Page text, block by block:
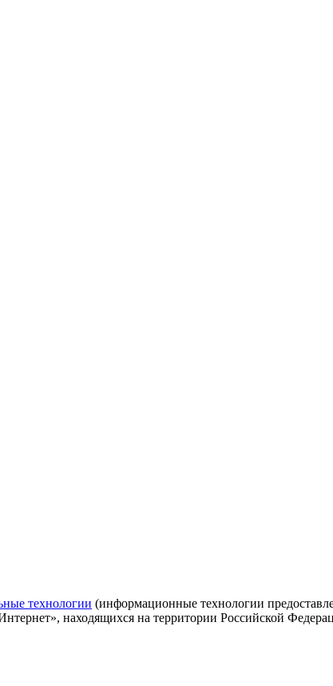
технологии (информационные технологии
находящихся на территории Российской